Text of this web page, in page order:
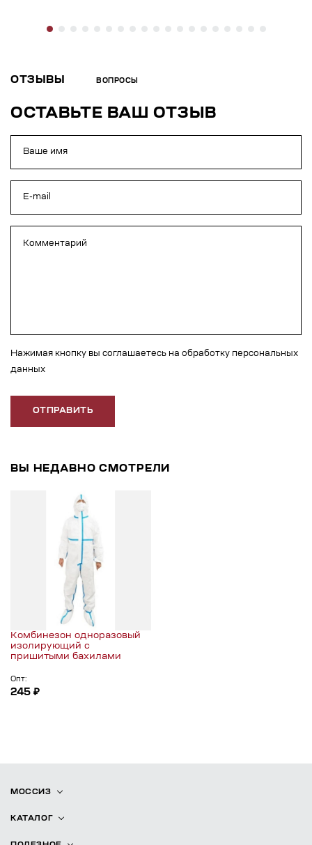
ОТЗЫВЫ ВОПРОСЫ
ОСТАВЬТЕ ВАШ ОТЗЫВ
Нажимая кнопку вы соглашаетесь на обработку персональных
данных
ОТПРАВИТЬ
ВЫ НЕДАВНО СМОТРЕЛИ
Комбинезон одноразовый
изолирующий с
пришитыми бахилами
Опт:
245 ₽
МОССИЗ
КАТАЛОГ